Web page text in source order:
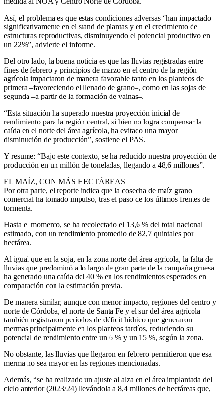
Así, el problema es que estas condiciones adversas “han impactado
significativamente en el stand de plantas y en el crecimiento de
estructuras reproductivas, disminuyendo el potencial productivo en
un 22%”, advierte el informe.
Del otro lado, la buena noticia es que las lluvias registradas entre
fines de febrero y principios de marzo en el centro de la región
agrícola impactaron de manera favorable tanto en los planteos de
primera –favoreciendo el llenado de grano–, como en las sojas de
segunda –a partir de la formación de vainas–.
“Esta situación ha superado nuestra proyección inicial de
rendimiento para la región central, si bien no logra compensar la
caída en el norte del área agrícola, ha evitado una mayor
disminución de producción”, sostiene el PAS.
Y resume: “Bajo este contexto, se ha reducido nuestra proyección de
producción en un millón de toneladas, llegando a 48,6 millones”.
EL MAÍZ, CON MÁS HECTÁREAS
Por otra parte, el reporte indica que la cosecha de maíz grano
comercial ha tomado impulso, tras el paso de los últimos frentes de
tormenta.
Hasta el momento, se ha recolectado el 13,6 % del total nacional
estimado, con un rendimiento promedio de 82,7 quintales por
hectárea.
Al igual que en la soja, en la zona norte del área agrícola, la falta de
lluvias que predominó a lo largo de gran parte de la campaña gruesa
ha generado una caída del 40 % en los rendimientos esperados en
comparación con la estimación previa.
De manera similar, aunque con menor impacto, regiones del centro y
norte de Córdoba, el norte de Santa Fe y el sur del área agrícola
también registraron períodos de déficit hídrico que generaron
mermas principalmente en los planteos tardíos, reduciendo su
potencial de rendimiento entre un 6 % y un 15 %, según la zona.
No obstante, las lluvias que llegaron en febrero permitieron que esa
merma no sea mayor en las regiones mencionadas.
Además, “se ha realizado un ajuste al alza en el área implantada del
ciclo anterior (2023/24) llevándola a 8,4 millones de hectáreas que,